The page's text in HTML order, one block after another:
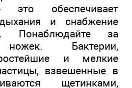
обеспечивает
и снабжение
Понаблюдайте за
Бактерии,
и мелкие
взвешенные в
щетинками,